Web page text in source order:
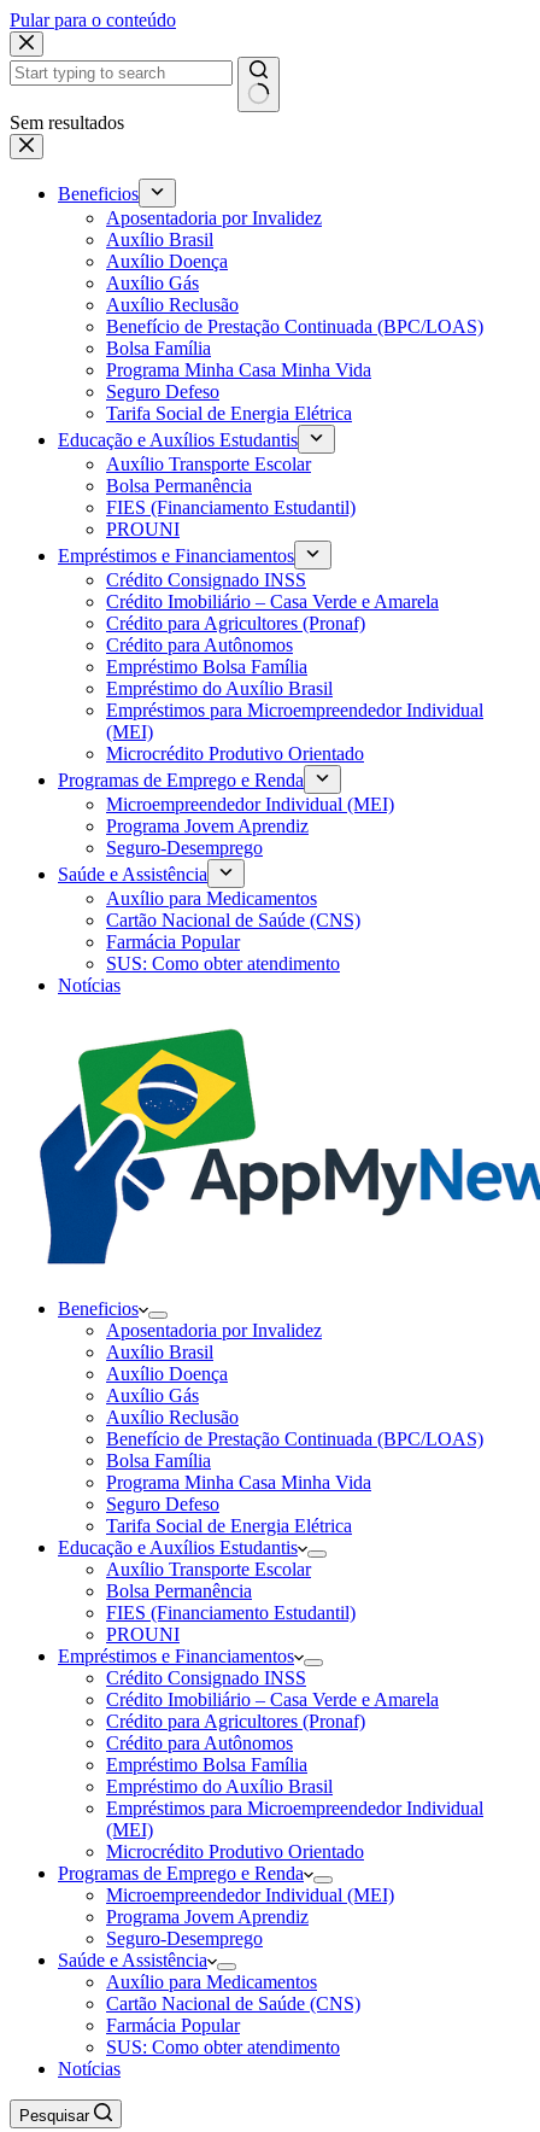
Pular para o conteúdo
Sem resultados
Beneficios
Aposentadoria por Invalidez
Auxílio Brasil
Auxílio Doença
Auxílio Gás
Auxílio Reclusão
Benefício de Prestação Continuada (BPC/LOAS)
Bolsa Família
Programa Minha Casa Minha Vida
Seguro Defeso
Tarifa Social de Energia Elétrica
Educação e Auxílios Estudantis
Auxílio Transporte Escolar
Bolsa Permanência
FIES (Financiamento Estudantil)
PROUNI
Empréstimos e Financiamentos
Crédito Consignado INSS
Crédito Imobiliário – Casa Verde e Amarela
Crédito para Agricultores (Pronaf)
Crédito para Autônomos
Empréstimo Bolsa Família
Empréstimo do Auxílio Brasil
Empréstimos para Microempreendedor Individual
(MEI)
Microcrédito Produtivo Orientado
Programas de Emprego e Renda
Microempreendedor Individual (MEI)
Programa Jovem Aprendiz
Seguro-Desemprego
Saúde e Assistência
Auxílio para Medicamentos
Cartão Nacional de Saúde (CNS)
Farmácia Popular
SUS: Como obter atendimento
Notícias
Beneficios
Aposentadoria por Invalidez
Auxílio Brasil
Auxílio Doença
Auxílio Gás
Auxílio Reclusão
Benefício de Prestação Continuada (BPC/LOAS)
Bolsa Família
Programa Minha Casa Minha Vida
Seguro Defeso
Tarifa Social de Energia Elétrica
Educação e Auxílios Estudantis
Auxílio Transporte Escolar
Bolsa Permanência
FIES (Financiamento Estudantil)
PROUNI
Empréstimos e Financiamentos
Crédito Consignado INSS
Crédito Imobiliário – Casa Verde e Amarela
Crédito para Agricultores (Pronaf)
Crédito para Autônomos
Empréstimo Bolsa Família
Empréstimo do Auxílio Brasil
Empréstimos para Microempreendedor Individual
(MEI)
Microcrédito Produtivo Orientado
Programas de Emprego e Renda
Microempreendedor Individual (MEI)
Programa Jovem Aprendiz
Seguro-Desemprego
Saúde e Assistência
Auxílio para Medicamentos
Cartão Nacional de Saúde (CNS)
Farmácia Popular
SUS: Como obter atendimento
Notícias
Pesquisar